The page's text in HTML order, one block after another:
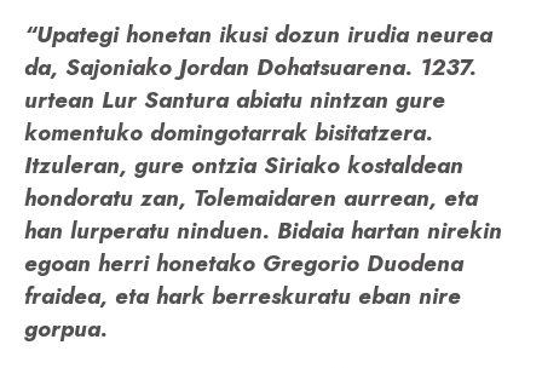
“Upategi honetan ikusi dozun irudia neurea
da, Sajoniako Jordan Dohatsuarena. 1237.
urtean Lur Santura abiatu nintzan gure
komentuko domingotarrak bisitatzera.
Itzuleran, gure ontzia Siriako kostaldean
hondoratu zan, Tolemaidaren aurrean, eta
han lurperatu ninduen. Bidaia hartan nirekin
egoan herri honetako Gregorio Duodena
fraidea, eta hark berreskuratu eban nire
gorpua.